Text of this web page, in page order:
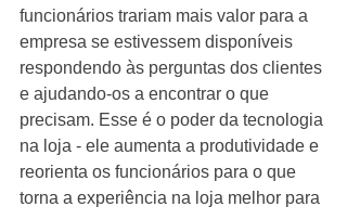
funcionários trariam mais valor para a
empresa se estivessem disponíveis
respondendo às perguntas dos clientes
e ajudando-os a encontrar o que
precisam. Esse é o poder da tecnologia
na loja - ele aumenta a produtividade e
reorienta os funcionários para o que
torna a experiência na loja melhor para